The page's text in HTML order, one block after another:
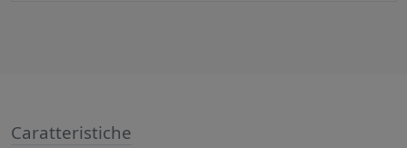
Caratteristiche